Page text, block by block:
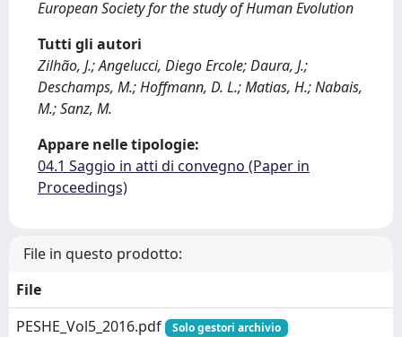
European Society for the study of Human Evolution
Tutti gli autori
Zilhão, J.; Angelucci, Diego Ercole; Daura, J.;
Deschamps, M.; Hoffmann, D. L.; Matias, H.; Nabais,
M.; Sanz, M.
Appare nelle tipologie:
04.1 Saggio in atti di convegno (Paper in
Proceedings)
File in questo prodotto:
File
PESHE_Vol5_2016.pdf
Solo gestori archivio